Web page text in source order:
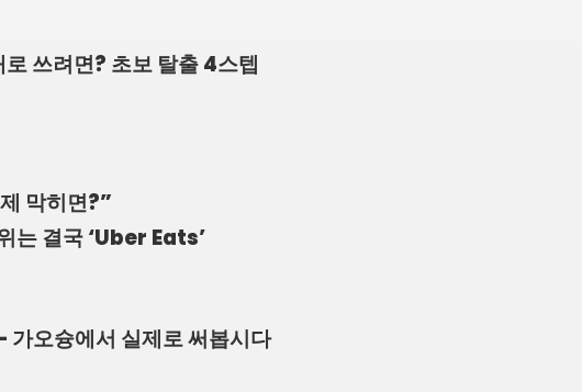
로 쓰려면? 초보 탈출 4스텝
막히면?”
는 결국 ‘Uber Eats’
가오슝에서 실제로 써봅시다